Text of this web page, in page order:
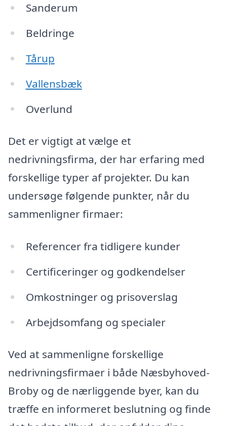
Sanderum
Beldringe
Tårup
Vallensbæk
Overlund
Det er vigtigt at vælge et
nedrivningsfirma, der har erfaring med
forskellige typer af projekter. Du kan
undersøge følgende punkter, når du
sammenligner firmaer:
Referencer fra tidligere kunder
Certificeringer og godkendelser
Omkostninger og prisoverslag
Arbejdsomfang og specialer
Ved at sammenligne forskellige
nedrivningsfirmaer i både Næsbyhoved-
Broby og de nærliggende byer, kan du
træffe en informeret beslutning og finde